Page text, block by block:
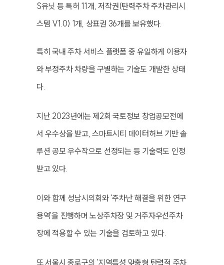
S유닛 등 특허 11개, 저작권(탄력주차 주차관리시
스템 V1.0) 1개, 상표권 36개를 보유했다.
특히 국내 주차 서비스 플랫폼 중 유일하게 이용자
와 부정주차 차량을 구별하는 기술도 개발한 상태
다.
지난 2023년에는 제2회 국토정보 창업공모전에
서 우수상을 받고, 스마트시티 데이터허브 기반 솔
루션 공모 우수작으로 선정되는 등 기술력도 인정
받고 있다.
이와 함께 성남시의회와 '주차난 해결을 위한 연구
용역'을 진행하며 노상주차장 및 거주자우선주차
장에 적용할 수 있는 기술을 검토하고 있다.
또 서울시 종로구의 '지역특성 맞춤형 탄력적 주차